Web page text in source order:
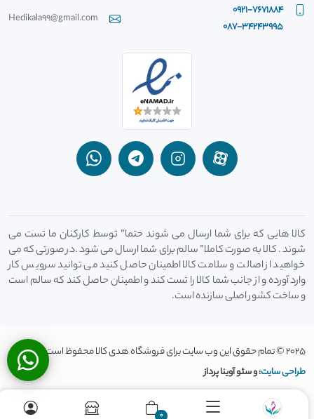
0921-7671884
087-34243995
Hedikala99@gmail.com
کالا هایی که برای شما ارسال می شوند حتما” توسط کارکنان ما تست می
شوند . کالا به صورت کاملا” سالم برای شما ارسال می شود .در صورتی که می
خواهید از اصالت و سلامت کالا اطمینان حاصل کنید می توانید سرویس کار
وارد آورده و از جانب شما کالا را تست کند و اطمینان حاصل کند که سالم است
و ساخت کشور اصلی سازنده است.
2025 © تمام حقوق این وب سایت برای فروشگاه هدی کالا محفوظ است
طراحی سایت: و سئو آوینا پرداز
0